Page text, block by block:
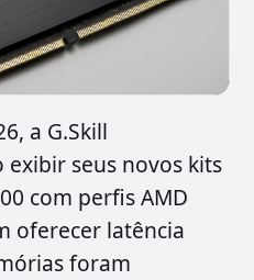
a G.Skill
seus novos kits
com perfis AMD
oferecer latência
foram